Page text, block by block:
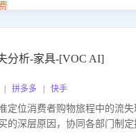
务，实现销售额的显著提升。
分析-家具-[VOC AI]
拼多多 | 快手
定位消费者购物旅程中的流
的深层原因，协同各部门制定